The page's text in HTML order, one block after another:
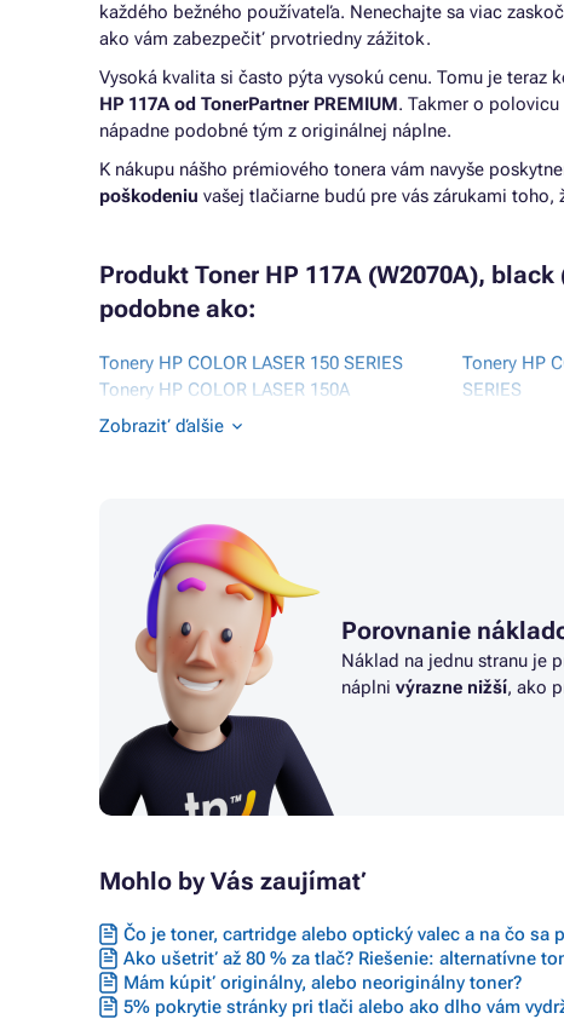
každého bežného používateľa. Nenechajte sa viac
ako vám zabezpečiť prvotriedny zážitok.
Vysoká kvalita si často pýta vysokú cenu. Tomu je teraz
HP 117A od TonerPartner PREMIUM. Takmer o polovicu
nápadne podobné tým z originálnej náplne.
K nákupu nášho prémiového tonera vám navyše
poškodeniu vašej tlačiarne budú pre vás zárukami
Produkt Toner HP 117A (W2070A),
podobne ako:
Tonery HP COLOR LASER 150 SERIES
Tonery HP COLOR LASER 150A
Tonery HP COLOR LASER 150NW
Tonery HP
SERIES
Zobraziť ďalšie
Porovnanie
Náklad na jednu stranu je
náplni výrazne nižší, ako
Mohlo by Vás zaujímať
Čo je toner, cartridge alebo optický valec a na čo sa
Ako ušetriť až 80 % za tlač? Riešenie: alternatívne
Mám kúpiť originálny, alebo neoriginálny toner?
5% pokrytie stránky pri tlači alebo ako dlho vám